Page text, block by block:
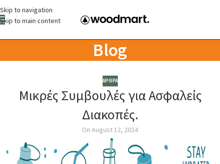
Skip to navigation
Skip to main content
Blog
ΑΡΘΡΑ
Μικρές Συμβουλές για Ασφαλείς
Διακοπές.
On August 12, 2024